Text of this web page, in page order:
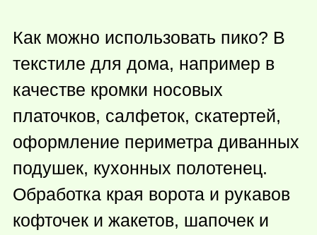
Как можно использовать пико? В
текстиле для дома, например в
качестве кромки носовых
платочков, салфеток, скатертей,
оформление периметра диванных
подушек, кухонных полотенец.
Обработка края ворота и рукавов
кофточек и жакетов, шапочек и